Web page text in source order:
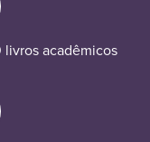
acadêmicos